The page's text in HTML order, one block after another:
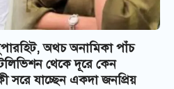
অথচ অনামিকা পাঁচ
থেকে দূরে কেন
সরে যাচ্ছেন একদা জনপ্রিয়